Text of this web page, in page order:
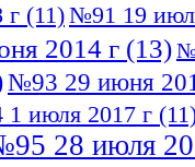
г (11)№91 19
2014 г (13)
№93 29 июня
июля 2017 г
28 июля